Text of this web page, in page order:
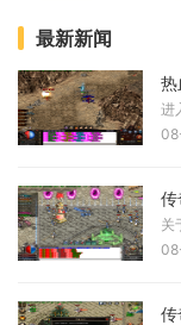
最新新闻
热
传
传